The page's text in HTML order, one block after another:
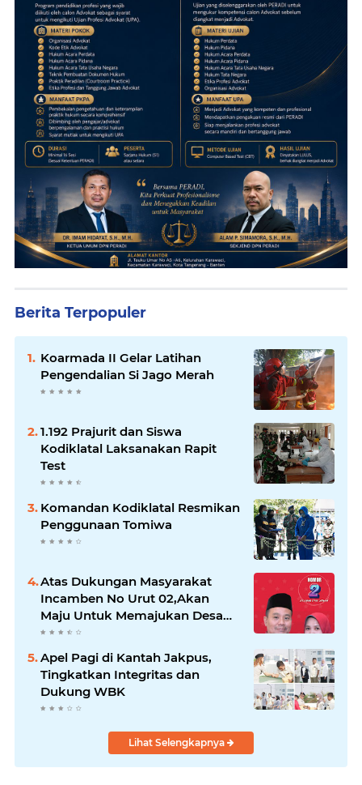
Berita Terpopuler
Koarmada II Gelar Latihan
Pengendalian Si Jago Merah
1.192 Prajurit dan Siswa
Kodiklatal Laksanakan Rapit
Test
Komandan Kodiklatal Resmikan
Penggunaan Tomiwa
Atas Dukungan Masyarakat
Incamben No Urut 02,Akan
Maju Untuk Memajukan Desa
Tegal Kunir Kidul
Apel Pagi di Kantah Jakpus,
Tingkatkan Integritas dan
Dukung WBK
Lihat Selengkapnya